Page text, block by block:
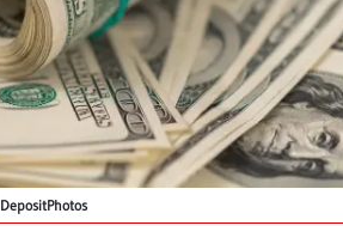
DepositPhotos